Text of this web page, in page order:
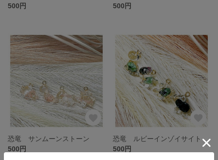
500円
500円
恐竜 サンムーンストーン
500円
恐竜 ルビーインゾイサイト
500円